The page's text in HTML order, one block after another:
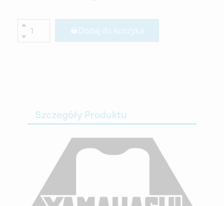
Dodaj do koszyka
Szczegóły Produktu